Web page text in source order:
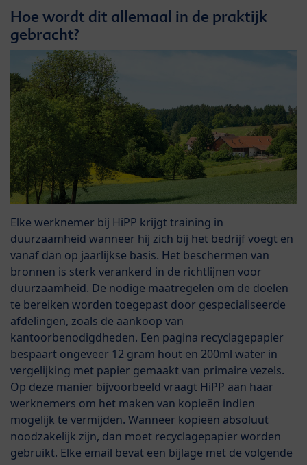
Hoe wordt dit allemaal in de praktijk
gebracht?
Elke werknemer bij HiPP krijgt training in
duurzaamheid wanneer hij zich bij het bedrijf voegt en
vanaf dan op jaarlijkse basis. Het beschermen van
bronnen is sterk verankerd in de richtlijnen voor
duurzaamheid. De nodige maatregelen om de doelen
te bereiken worden toegepast door gespecialiseerde
afdelingen, zoals de aankoop van
kantoorbenodigdheden. Een pagina recyclagepapier
bespaart ongeveer 12 gram hout en 200ml water in
vergelijking met papier gemaakt van primaire vezels.
Op deze manier bijvoorbeeld vraagt HiPP aan haar
werknemers om het maken van kopieën indien
mogelijk te vermijden. Wanneer kopieën absoluut
noodzakelijk zijn, dan moet recyclagepapier worden
gebruikt. Elke email bevat een bijlage met de volgende